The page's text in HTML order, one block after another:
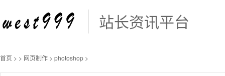
站长资讯平台
首页 > > 网页制作 > photoshop >